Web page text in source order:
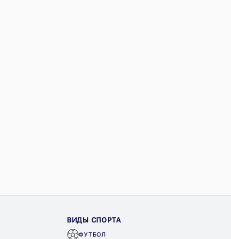
ВИДЫ СПОРТА
ФУТБОЛ